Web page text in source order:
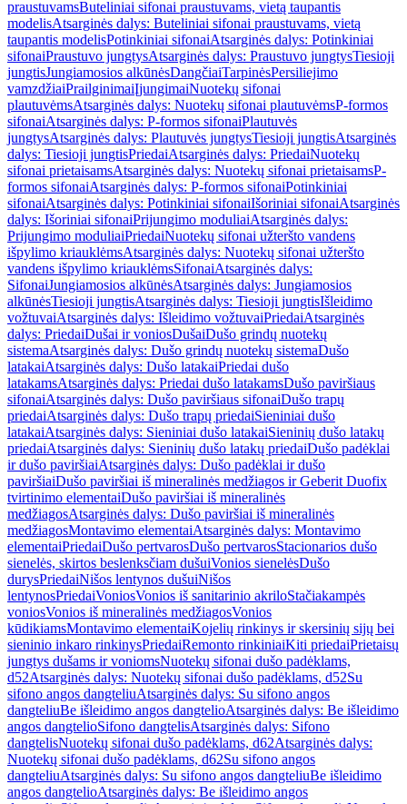
praustuvamsButeliniai sifonai praustuvams, vietą taupantis
modelisAtsarginės dalys: Buteliniai sifonai praustuvams, vietą
taupantis modelisPotinkiniai sifonaiAtsarginės dalys: Potinkiniai
sifonaiPraustuvo jungtysAtsarginės dalys: Praustuvo jungtysTiesioji
jungtisJungiamosios alkūnėsDangčiaiTarpinėsPersiliejimo
vamzdžiaiPrailginimaiĮjungimaiNuotekų sifonai
plautuvėmsAtsarginės dalys: Nuotekų sifonai plautuvėmsP-formos
sifonaiAtsarginės dalys: P-formos sifonaiPlautuvės
jungtysAtsarginės dalys: Plautuvės jungtysTiesioji jungtisAtsarginės
dalys: Tiesioji jungtisPriedaiAtsarginės dalys: PriedaiNuotekų
sifonai prietaisamsAtsarginės dalys: Nuotekų sifonai prietaisamsP-
formos sifonaiAtsarginės dalys: P-formos sifonaiPotinkiniai
sifonaiAtsarginės dalys: Potinkiniai sifonaiIšoriniai sifonaiAtsarginės
dalys: Išoriniai sifonaiPrijungimo moduliaiAtsarginės dalys:
Prijungimo moduliaiPriedaiNuotekų sifonai užteršto vandens
išpylimo kriauklėmsAtsarginės dalys: Nuotekų sifonai užteršto
vandens išpylimo kriauklėmsSifonaiAtsarginės dalys:
SifonaiJungiamosios alkūnėsAtsarginės dalys: Jungiamosios
alkūnėsTiesioji jungtisAtsarginės dalys: Tiesioji jungtisIšleidimo
vožtuvaiAtsarginės dalys: Išleidimo vožtuvaiPriedaiAtsarginės
dalys: PriedaiDušai ir voniosDušaiDušo grindų nuotekų
sistemaAtsarginės dalys: Dušo grindų nuotekų sistemaDušo
latakaiAtsarginės dalys: Dušo latakaiPriedai dušo
latakamsAtsarginės dalys: Priedai dušo latakamsDušo paviršiaus
sifonaiAtsarginės dalys: Dušo paviršiaus sifonaiDušo trapų
priedaiAtsarginės dalys: Dušo trapų priedaiSieniniai dušo
latakaiAtsarginės dalys: Sieniniai dušo latakaiSieninių dušo latakų
priedaiAtsarginės dalys: Sieninių dušo latakų priedaiDušo padėklai
ir dušo paviršiaiAtsarginės dalys: Dušo padėklai ir dušo
paviršiaiDušo paviršiai iš mineralinės medžiagos ir Geberit Duofix
tvirtinimo elementaiDušo paviršiai iš mineralinės
medžiagosAtsarginės dalys: Dušo paviršiai iš mineralinės
medžiagosMontavimo elementaiAtsarginės dalys: Montavimo
elementaiPriedaiDušo pertvarosDušo pertvarosStacionarios dušo
sienelės, skirtos beslenksčiam dušuiVonios sienelėsDušo
durysPriedaiNišos lentynos dušuiNišos
lentynosPriedaiVoniosVonios iš sanitarinio akriloStačiakampės
voniosVonios iš mineralinės medžiagosVonios
kūdikiamsMontavimo elementaiKojelių rinkinys ir skersinių sijų bei
sieninio inkaro rinkinysPriedaiRemonto rinkiniaiKiti priedaiPrietaisų
jungtys dušams ir voniomsNuotekų sifonai dušo padėklams,
d52Atsarginės dalys: Nuotekų sifonai dušo padėklams, d52Su
sifono angos dangteliuAtsarginės dalys: Su sifono angos
dangteliuBe išleidimo angos dangtelioAtsarginės dalys: Be išleidimo
angos dangtelioSifono dangtelisAtsarginės dalys: Sifono
dangtelisNuotekų sifonai dušo padėklams, d62Atsarginės dalys:
Nuotekų sifonai dušo padėklams, d62Su sifono angos
dangteliuAtsarginės dalys: Su sifono angos dangteliuBe išleidimo
angos dangtelioAtsarginės dalys: Be išleidimo angos